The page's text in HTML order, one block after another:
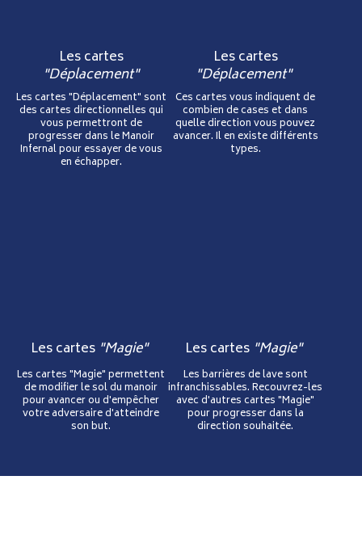
Les cartes
"Déplacement"
Les cartes "Déplacement" sont
des cartes directionnelles qui
vous permettront de
progresser dans le Manoir
Infernal pour essayer de vous
en échapper.
Les cartes
"Déplacement"
Ces cartes vous indiquent de
combien de cases et dans
quelle direction vous pouvez
avancer. Il en existe différents
types.
Les cartes "Magie"
Les cartes "Magie" permettent
de modifier le sol du manoir
pour avancer ou d'empêcher
votre adversaire d'atteindre
son but.
Les cartes "Magie"
Les barrières de lave sont
infranchissables. Recouvrez-les
avec d'autres cartes "Magie"
pour progresser dans la
direction souhaitée.